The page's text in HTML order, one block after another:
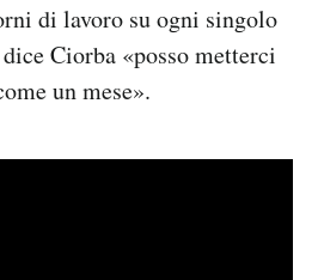
di lavoro su ogni singolo
Ciorba «posso metterci
un mese».